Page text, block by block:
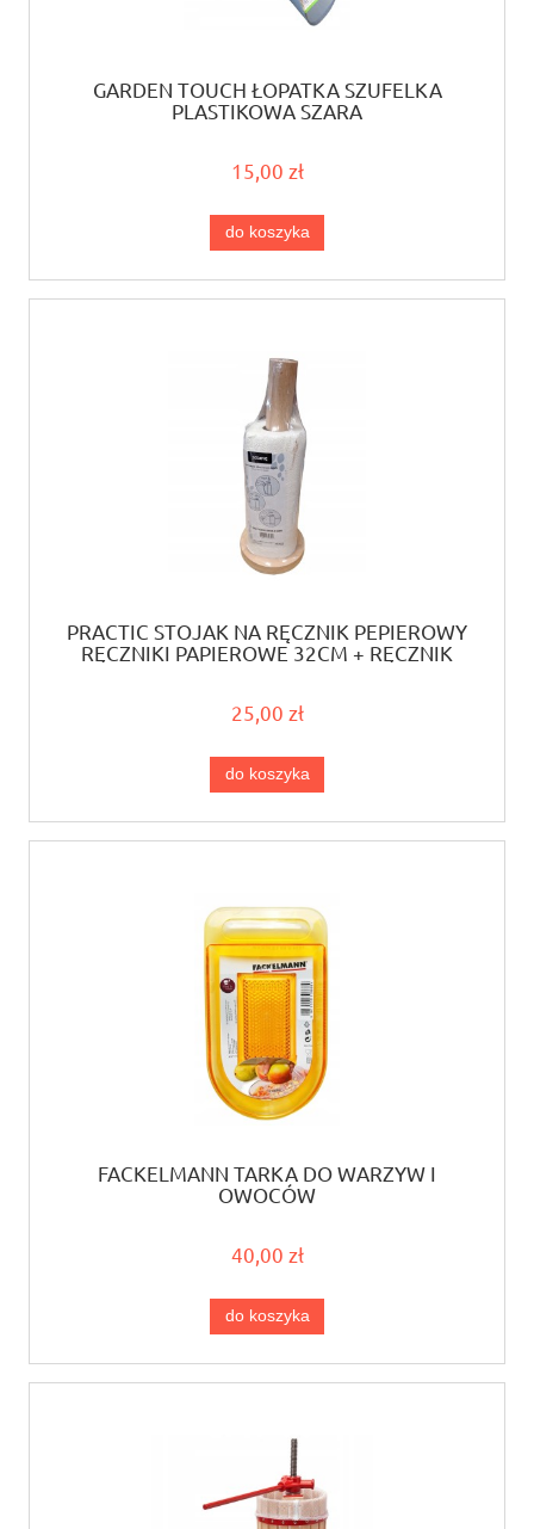
GARDEN TOUCH ŁOPATKA SZUFELKA
PLASTIKOWA SZARA
15,00 zł
do koszyka
PRACTIC STOJAK NA RĘCZNIK PEPIEROWY
RĘCZNIKI PAPIEROWE 32CM + RĘCZNIK
25,00 zł
do koszyka
FACKELMANN TARKA DO WARZYW I
OWOCÓW
40,00 zł
do koszyka